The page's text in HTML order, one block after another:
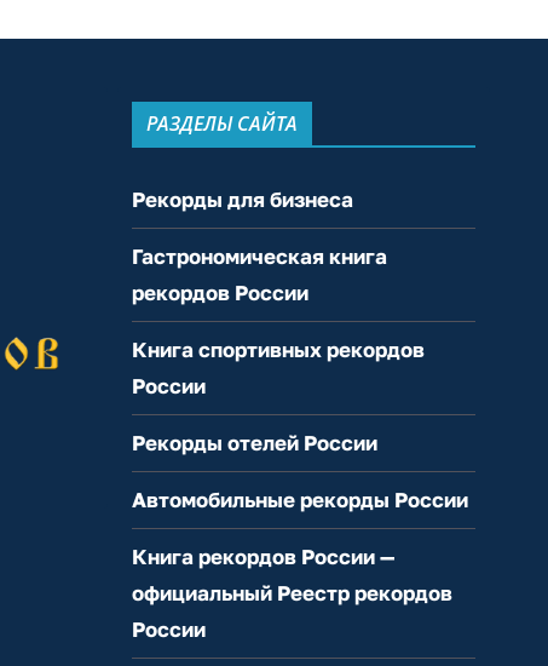
РАЗДЕЛЫ САЙТА
Рекорды для бизнеса
Гастрономическая книга
рекордов России
Книга спортивных рекордов
России
Рекорды отелей России
Автомобильные рекорды России
Книга рекордов России —
официальный Реестр рекордов
России